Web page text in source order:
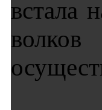
встала